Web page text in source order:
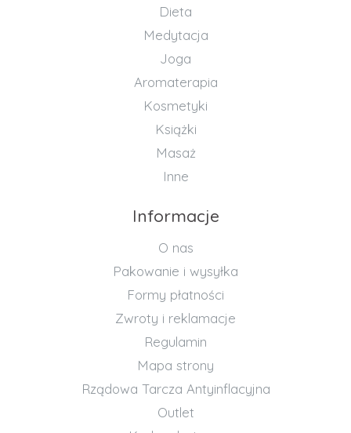
Dieta
Medytacja
Joga
Aromaterapia
Kosmetyki
Książki
Masaż
Inne
Informacje
O nas
Pakowanie i wysyłka
Formy płatności
Zwroty i reklamacje
Regulamin
Mapa strony
Rządowa Tarcza Antyinflacyjna
Outlet